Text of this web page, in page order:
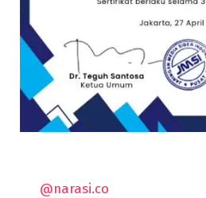
@narasi.co